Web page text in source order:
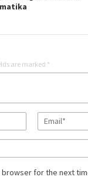
are marked *
for the next